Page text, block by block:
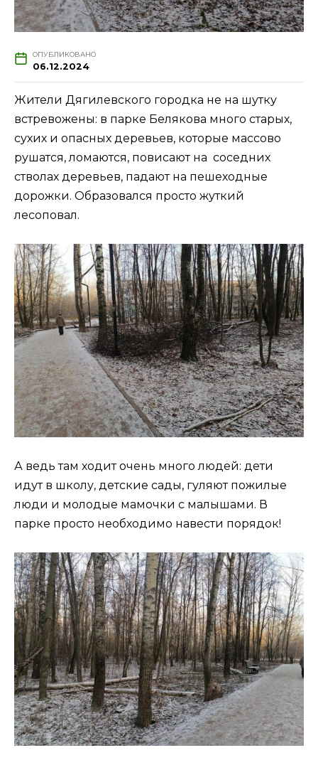
ОПУБЛИКОВАНО
06.12.2024
Жители Дягилевского городка не на шутку
встревожены: в парке Белякова много старых,
сухих и опасных деревьев, которые массово
рушатся, ломаются, повисают на соседних
стволах деревьев, падают на пешеходные
дорожки. Образовался просто жуткий
лесоповал.
А ведь там ходит очень много людей: дети
идут в школу, детские сады, гуляют пожилые
люди и молодые мамочки с малышами. В
парке просто необходимо навести порядок!